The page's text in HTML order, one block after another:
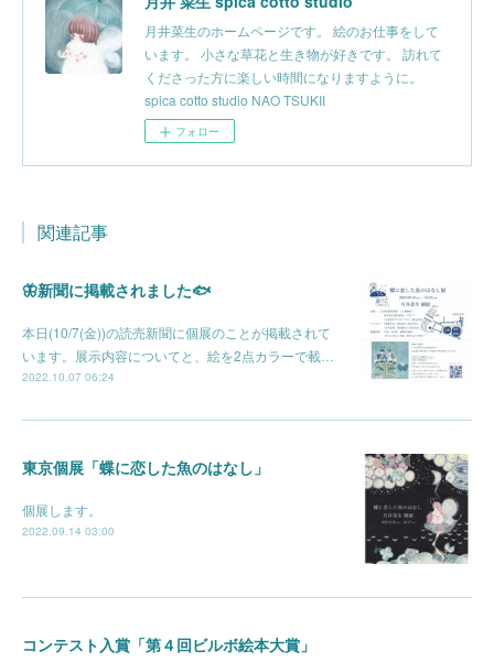
月井菜生のホームページです。 絵のお仕事をして
います。 小さな草花と生き物が好きです。 訪れて
くださった方に楽しい時間になりますように。
spica cotto studio NAO TSUKII
フォロー
関連記事
🦋新聞に掲載されました🐟
本日(10/7(金))の読売新聞に個展のことが掲載されて
います。展示内容についてと、絵を2点カラーで載…
2022.10.07 06:24
東京個展「蝶に恋した魚のはなし」
個展します。
2022.09.14 03:00
コンテスト入賞「第４回ビルボ絵本大賞」